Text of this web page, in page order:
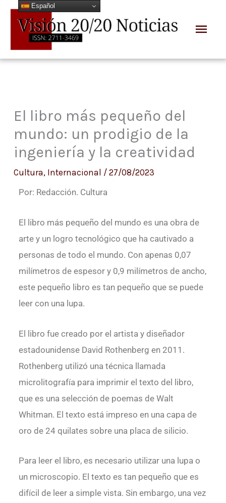
contenido
El libro más pequeño del
mundo: un prodigio de la
ingeniería y la creatividad
Cultura, Internacional / 27/08/2023
Por: Redacción. Cultura
El libro más pequeño del mundo es una obra de
arte y un logro tecnológico que ha cautivado a
personas de todo el mundo. Con apenas 0,07
milímetros de espesor y 0,9 milímetros de ancho,
este pequeño libro es tan pequeño que se puede
leer con una lupa.
El libro fue creado por el artista y diseñador
estadounidense David Rothenberg en 2011.
Rothenberg utilizó una técnica llamada
microlitografía para imprimir el texto del libro,
que es una selección de poemas de Walt
Whitman. El texto está impreso en una capa de
oro de 24 quilates sobre una placa de silicio.
Para leer el libro, es necesario utilizar una lupa o
un microscopio. El texto es tan pequeño que es
difícil de leer a simple vista. Sin embargo, una vez
Español